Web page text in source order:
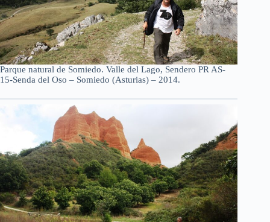
Parque natural de Somiedo. Valle del Lago, Sendero PR AS-
15-Senda del Oso – Somiedo (Asturias) – 2014.